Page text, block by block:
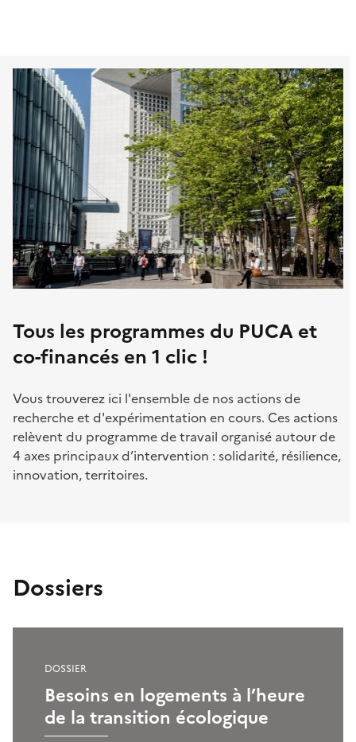
Tous les programmes du PUCA et
co-financés en 1 clic !
Vous trouverez ici l'ensemble de nos actions de
recherche et d'expérimentation en cours. Ces actions
relèvent du programme de travail organisé autour de
4 axes principaux d’intervention : solidarité, résilience,
innovation, territoires.
Dossiers
Besoins en logements à l’heure
de la transition écologique
DOSSIER